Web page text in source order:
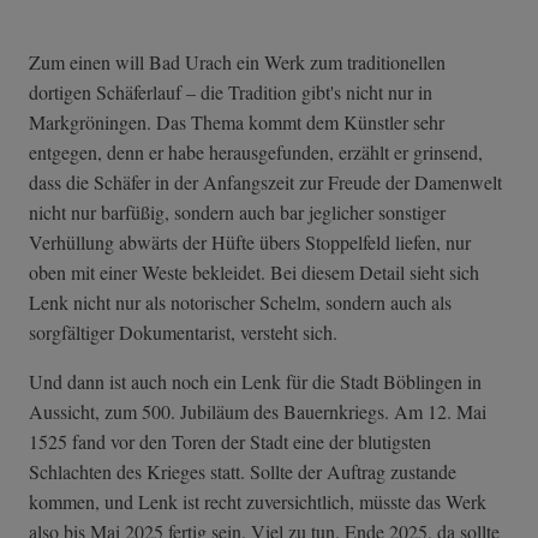
Zum einen will Bad Urach ein Werk zum traditionellen
dortigen Schäferlauf – die Tradition gibt's nicht nur in
Markgröningen. Das Thema kommt dem Künstler sehr
entgegen, denn er habe herausgefunden, erzählt er grinsend,
dass die Schäfer in der Anfangszeit zur Freude der Damenwelt
nicht nur barfüßig, sondern auch bar jeglicher sonstiger
Verhüllung abwärts der Hüfte übers Stoppelfeld liefen, nur
oben mit einer Weste bekleidet. Bei diesem Detail sieht sich
Lenk nicht nur als notorischer Schelm, sondern auch als
sorgfältiger Dokumentarist, versteht sich.
Und dann ist auch noch ein Lenk für die Stadt Böblingen in
Aussicht, zum 500. Jubiläum des Bauernkriegs. Am 12. Mai
1525 fand vor den Toren der Stadt eine der blutigsten
Schlachten des Krieges statt. Sollte der Auftrag zustande
kommen, und Lenk ist recht zuversichtlich, müsste das Werk
also bis Mai 2025 fertig sein. Viel zu tun. Ende 2025, da sollte